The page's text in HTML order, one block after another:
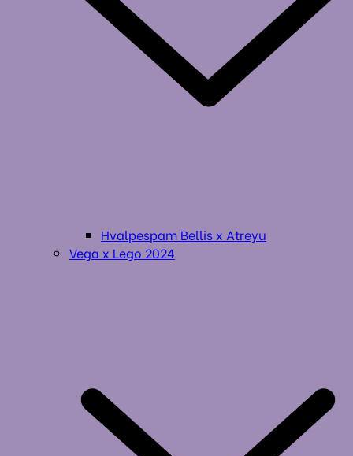
Hvalpespam Bellis x Atreyu
Vega x Lego 2024